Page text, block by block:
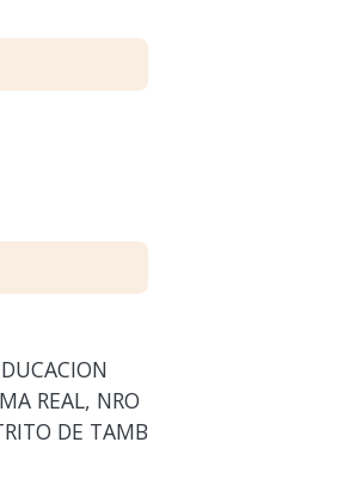
REAL, NRO
DE TAMB